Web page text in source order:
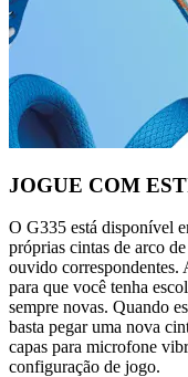
JOGUE COM
O G335 está disponível
próprias cintas de arco
ouvido correspondentes.
para que você tenha
sempre novas. Quando
basta pegar uma nova
capas para microfone
configuração de jogo.